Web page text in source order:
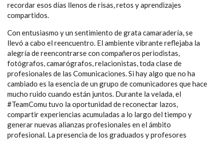
recordar esos días llenos de risas, retos y aprendizajes
compartidos.
Con entusiasmo y un sentimiento de grata camaradería, se
llevó a cabo el reencuentro. El ambiente vibrante reflejaba la
alegría de reencontrarse con compañeros periodistas,
fotógrafos, camarógrafos, relacionistas, toda clase de
profesionales de las Comunicaciones. Si hay algo que no ha
cambiado es la esencia de un grupo de comunicadores que hace
mucho ruido cuando están juntos. Durante la velada, el
#TeamComu tuvo la oportunidad de reconectar lazos,
compartir experiencias acumuladas a lo largo del tiempo y
generar nuevas alianzas profesionales en el ámbito
profesional. La presencia de los graduados y profesores